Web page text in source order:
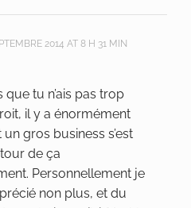
2014 AT 8 H 31 MIN
tu n’ais pas trop
il y a énormément
gros business s’est
de ça
Personnellement je
non plus, et du